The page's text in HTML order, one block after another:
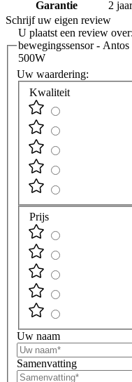
Garantie
2 jaar
Schrijf uw eigen review
U plaatst een review over:
bewegingssensor -
500W
Uw waardering:
Kwaliteit
Prijs
Uw naam
Samenvatting